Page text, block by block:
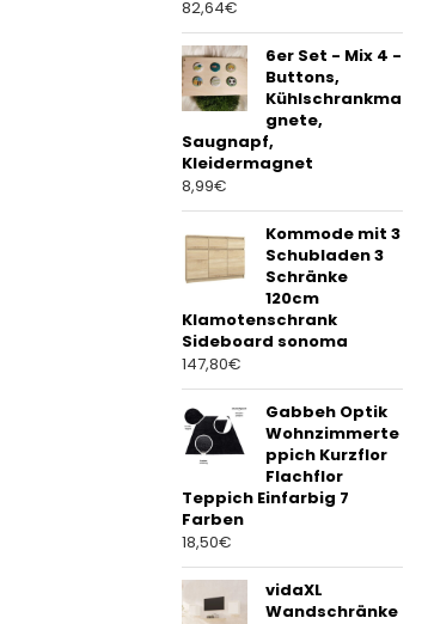
82,64€
6er Set - Mix 4 -
Buttons,
Kühlschrankma
gnete,
Saugnapf,
Kleidermagnet
8,99€
Kommode mit 3
Schubladen 3
Schränke
120cm
Klamotenschrank
Sideboard sonoma
147,80€
Gabbeh Optik
Wohnzimmerte
ppich Kurzflor
Flachflor
Teppich Einfarbig 7
Farben
18,50€
vidaXL
Wandschränke